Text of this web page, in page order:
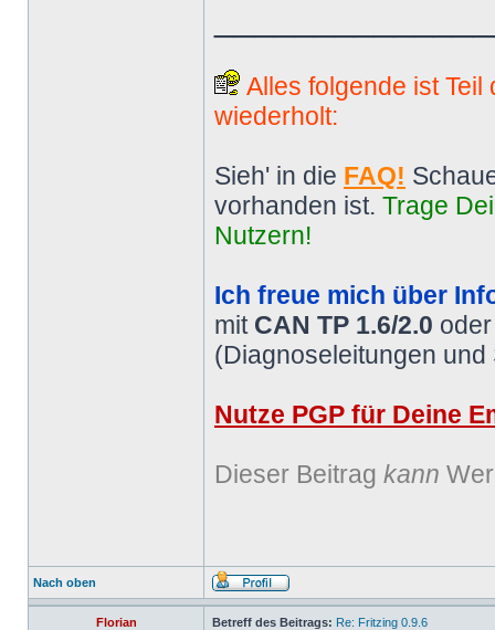
Alles folgende ist
wiederholt:
Sieh' in die FAQ!
vorhanden ist. Trage
Nutzern!
Ich freue mich über
mit CAN TP 1.6/2.0
(Diagnoseleitungen
Nutze PGP für Deine
Dieser Beitrag kann
Nach oben
Florian Betreff des Beitrags: Re: Fritzing 0.9.6